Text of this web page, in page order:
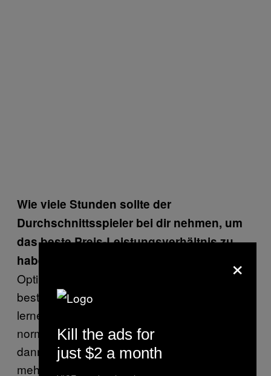
Wie viele Stunden sollte der
Durchschnittsspieler bei dir nehmen, um
das beste Preis-Leistungsverhältnis zu
haben?
Optimal sind wohl so zwei, drei Stunden, um
bestimmte Kniffe oder auch Grundlagen zu
lernen und das dann anschließend selbst in
normalen Matches anzuwenden. Wenn man
dann irgendwann merkt, dass man nicht
mehr weiterkommt oder sich von alleine
×
Kill the ads for
just $2 a month